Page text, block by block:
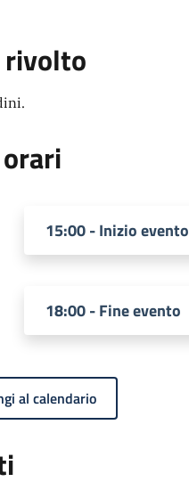
rivolto
15:00 - Inizio evento
18:00 - Fine evento
al calendario